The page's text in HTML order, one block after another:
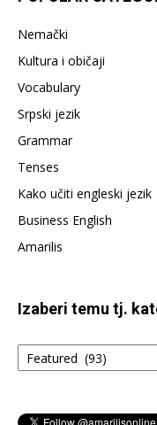
do
napisano
Nemački
Kultura i običaji
Vocabulary
Srpski jezik
Grammar
Tenses
Kako učiti engleski jezik
Business English
Amarilis
Izaberi temu tj.
Izaberi
temu